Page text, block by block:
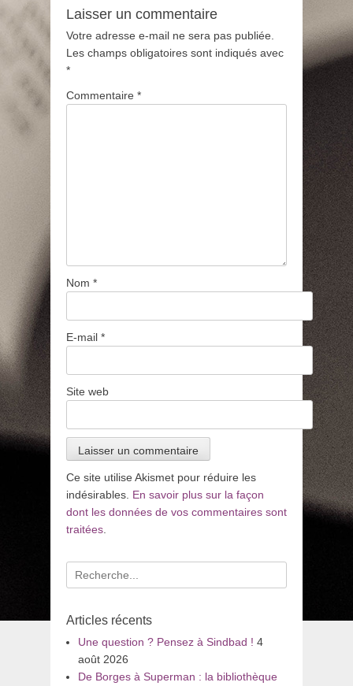
Laisser un commentaire
Votre adresse e-mail ne sera pas publiée.
Les champs obligatoires sont indiqués avec
*
Commentaire *
Nom *
E-mail *
Site web
Ce site utilise Akismet pour réduire les
indésirables. En savoir plus sur la façon
dont les données de vos commentaires sont
traitées
Recherche
pour
Articles récents
Une question ? Pensez à Sindbad ! 4
août 2026
De Borges à Superman : la bibliothèque